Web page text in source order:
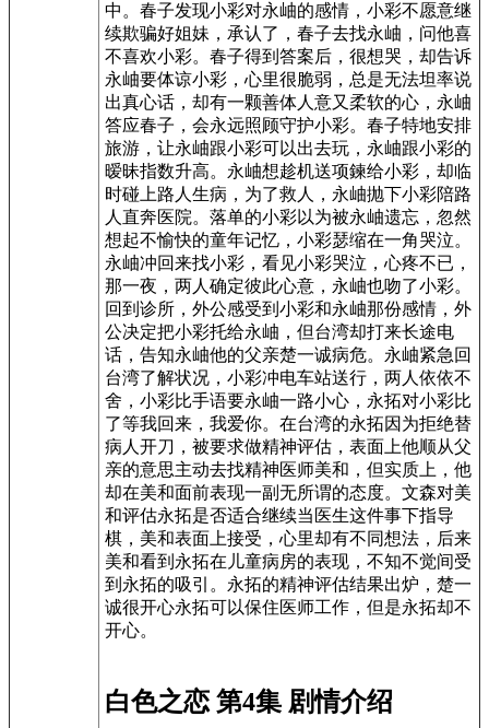
中。春子发现小彩对永岫的感情，小彩不愿意继
续欺骗好姐妹，承认了，春子去找永岫，问他喜
不喜欢小彩。春子得到答案后，很想哭，却告诉
永岫要体谅小彩，心里很脆弱，总是无法坦率说
出真心话，却有一颗善体人意又柔软的心，永岫
答应春子，会永远照顾守护小彩。春子特地安排
旅游，让永岫跟小彩可以出去玩，永岫跟小彩的
暧昧指数升高。永岫想趁机送项鍊给小彩，却临
时碰上路人生病，为了救人，永岫抛下小彩陪路
人直奔医院。落单的小彩以为被永岫遗忘，忽然
想起不愉快的童年记忆，小彩瑟缩在一角哭泣。
永岫冲回来找小彩，看见小彩哭泣，心疼不已，
那一夜，两人确定彼此心意，永岫也吻了小彩。
回到诊所，外公感受到小彩和永岫那份感情，外
公决定把小彩托给永岫，但台湾却打来长途电
话，告知永岫他的父亲楚一诚病危。永岫紧急回
台湾了解状况，小彩冲电车站送行，两人依依不
舍，小彩比手语要永岫一路小心，永拓对小彩比
了等我回来，我爱你。在台湾的永拓因为拒绝替
病人开刀，被要求做精神评估，表面上他顺从父
亲的意思主动去找精神医师美和，但实质上，他
却在美和面前表现一副无所谓的态度。文森对美
和评估永拓是否适合继续当医生这件事下指导
棋，美和表面上接受，心里却有不同想法，后来
美和看到永拓在儿童病房的表现，不知不觉间受
到永拓的吸引。永拓的精神评估结果出炉，楚一
诚很开心永拓可以保住医师工作，但是永拓却不
开心。
白色之恋 第4集 剧情介绍